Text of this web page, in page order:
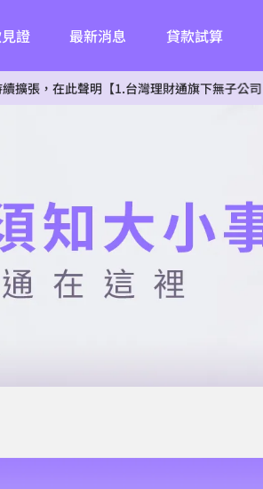
證 最新消息 貸款試算
此聲明【1.台灣理財通旗下無子公司。2.無